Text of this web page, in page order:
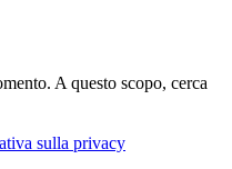
A questo scopo, cerca
sulla privacy